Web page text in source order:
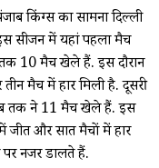
किंग्स का सामना दिल्ली
सीजन में यहां पहला मैच
10 मैच खेले हैं. इस दौरान
मैच में हार मिली है. दूसरी
तक ने 11 मैच खेले हैं. इस
जीत और सात मैचों में हार
नजर डालते हैं.